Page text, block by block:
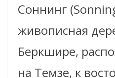
Соннинг
живописная
Беркшире,
на Темзе, к